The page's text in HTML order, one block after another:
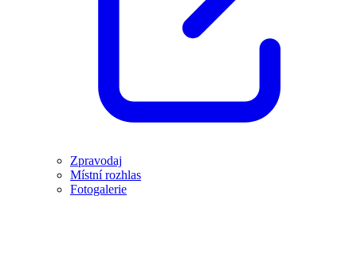
Zpravodaj
Místní rozhlas
Fotogalerie